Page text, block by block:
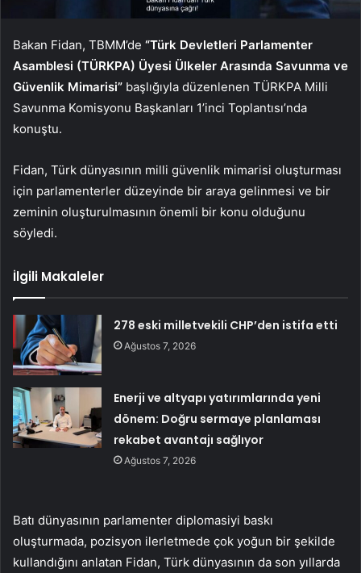
Bakan Fidan, TBMM’de “Türk Devletleri Parlamenter
Asamblesi (TÜRKPA) Üyesi Ülkeler Arasında Savunma ve
Güvenlik Mimarisi” başlığıyla düzenlenen TÜRKPA Milli
Savunma Komisyonu Başkanları 1’inci Toplantısı’nda
konuştu.
Fidan, Türk dünyasının milli güvenlik mimarisi oluşturması
için parlamenterler düzeyinde bir araya gelinmesi ve bir
zeminin oluşturulmasının önemli bir konu olduğunu
söyledi.
İlgili Makaleler
278 eski milletvekili CHP’den istifa etti
Ağustos 7, 2026
Enerji ve altyapı yatırımlarında yeni
dönem: Doğru sermaye planlaması
rekabet avantajı sağlıyor
Ağustos 7, 2026
Batı dünyasının parlamenter diplomasiyi baskı
oluşturmada, pozisyon ilerletmede çok yoğun bir şekilde
kullandığını anlatan Fidan, Türk dünyasının da son yıllarda